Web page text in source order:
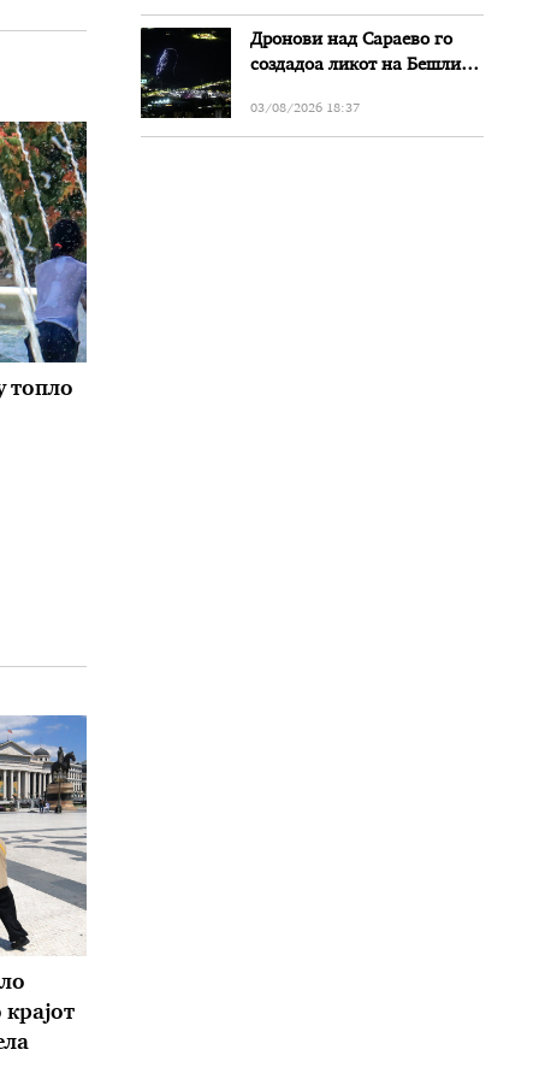
топло
Дронови над Сараево го
создадоа ликот на Бешлиќ
нивниот дует
03/08/2026 18:37